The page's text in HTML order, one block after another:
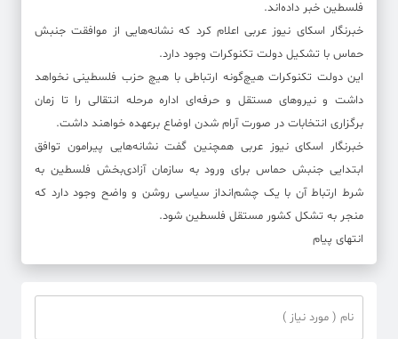
فلسطین خبر داده‌اند.
خبرنگار اسکای نیوز عربی اعلام کرد که نشانه‌هایی از موافقت جنبش
حماس با تشکیل دولت تکنوکرات وجود دارد.
این دولت تکنوکرات هیچ‌گونه ارتباطی با هیچ حزب فلسطینی نخواهد
داشت و نیروهای مستقل و حرفه‌ای اداره مرحله انتقالی را تا زمان
برگزاری انتخابات در صورت آرام شدن اوضاع برعهده خواهند داشت.
خبرنگار اسکای نیوز عربی همچنین گفت نشانه‌هایی پیرامون توافق
ابتدایی جنبش حماس برای ورود به سازمان آزادی‌بخش فلسطین به
شرط ارتباط آن با یک چشم‌انداز سیاسی روشن و واضح وجود دارد که
منجر به تشکل کشور مستقل فلسطین شود.
انتهای پیام